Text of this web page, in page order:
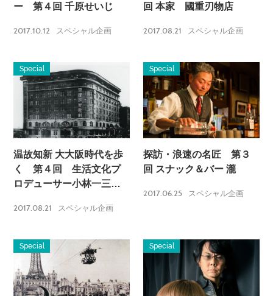
ー 第４回 千原せいじ
2017.10.12 スペシャル企画
回 本家 國重刃物店
2017.08.21 スペシャル企画
Special
温故知新 大大阪時代を歩
く 第４回 生活文化プ
ロデューサー小林一三が
田、そしてキタの未来。
2017.08.21 スペシャル企画
Special
探訪・浪速の名匠 第３
回 スナック＆バー 瀧
2017.06.25 スペシャル企画
Special Special